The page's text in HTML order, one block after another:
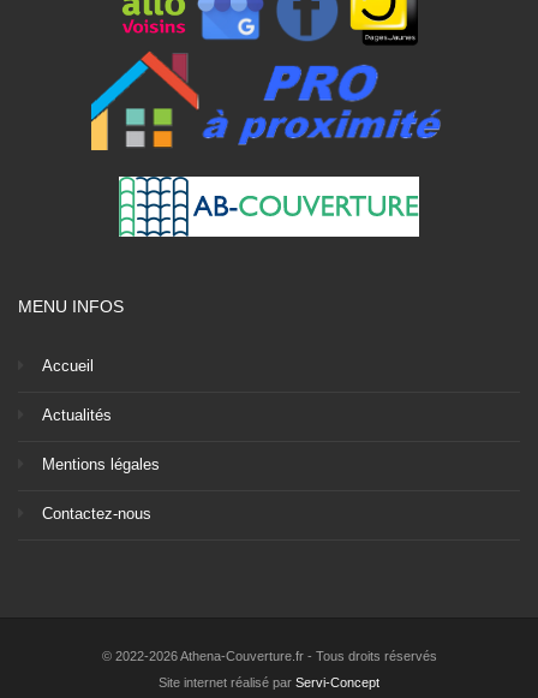
MENU INFOS
Accueil
Actualités
Mentions légales
Contactez-nous
© 2022-2026 Athena-Couverture.fr - Tous droits réservés
Site internet réalisé par Servi-Concept